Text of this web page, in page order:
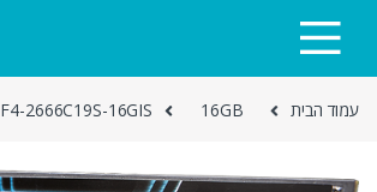
עמוד הבית 16GB
F4-2666C19S-16GIS